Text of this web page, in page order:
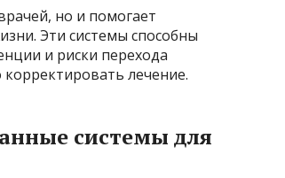
но и помогает
Эти системы способны
и риски перехода
лечение.
системы для